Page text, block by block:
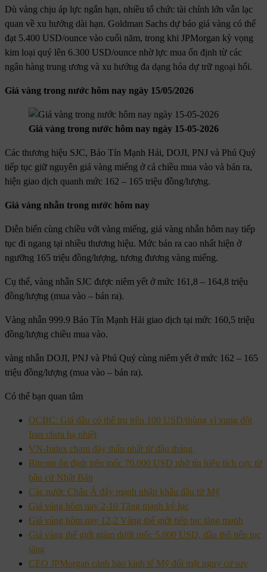
Dù vàng chịu áp lực ngắn hạn, nhiều tổ chức tài chính lớn vẫn lạc
quan về xu hướng dài hạn. Goldman Sachs dự báo giá vàng có thể
đạt 5.400 USD/ounce vào cuối năm, trong khi JPMorgan kỳ vọng
kim loại quý lên 6.300 USD/ounce nhờ lực mua ổn định từ các
ngân hàng trung ương và xu hướng đa dạng hóa dự trữ ngoại hối.
Giá vàng trong nước hôm nay ngày 15/05/2026
Giá vàng trong nước hôm nay ngày 15-05-2026
Các thương hiệu SJC, Bảo Tín Mạnh Hải, DOJI, PNJ và Phú Quý
tiếp tục giữ nguyên giá vàng miếng ở cả chiều mua vào và bán ra,
hiện giao dịch quanh mức 162 – 165 triệu đồng/lượng.
Giá vàng nhẫn trong nước hôm nay
Diễn biến cùng chiều với vàng miếng, giá vàng nhẫn hôm nay tiếp
tục đi ngang tại nhiều thương hiệu. Mức bán ra cao nhất hiện ở
ngưỡng 165 triệu đồng/lượng, tương đương vàng miếng.
Cụ thể, vàng nhẫn SJC được niêm yết ở mức 161,8 – 164,8 triệu
đồng/lượng (mua vào – bán ra).
Vàng nhẫn 999.9 Bảo Tín Mạnh Hải giao dịch tại mức 160,5 triệu
đồng/lượng chiều mua vào.
vàng nhẫn DOJI, PNJ và Phú Quý cùng niêm yết ở mức 162 – 165
triệu đồng/lượng (mua vào – bán ra).
Có thể bạn quan tâm
OCBC: Giá dầu có thể trụ trên 100 USD/thùng vì xung đột
Iran chưa hạ nhiệt
VN-Index chạm đáy thấp nhất từ đầu tháng
Bitcoin ổn định trên mốc 70.000 USD nhờ tín hiệu tích cực từ
bầu cử Nhật Bản
Các nước Châu Á đẩy mạnh nhập khẩu dầu từ Mỹ
Giá vàng hôm nay 2-10 Tăng mạnh kỷ lục
Giá vàng hôm nay 12-2 Vàng thế giới tiếp tục tăng mạnh
Giá vàng thế giới giảm dưới mốc 5.000 USD, dầu thô tiếp tục
tăng
CEO JPMorgan cảnh báo kinh tế Mỹ đối mặt nguy cơ suy